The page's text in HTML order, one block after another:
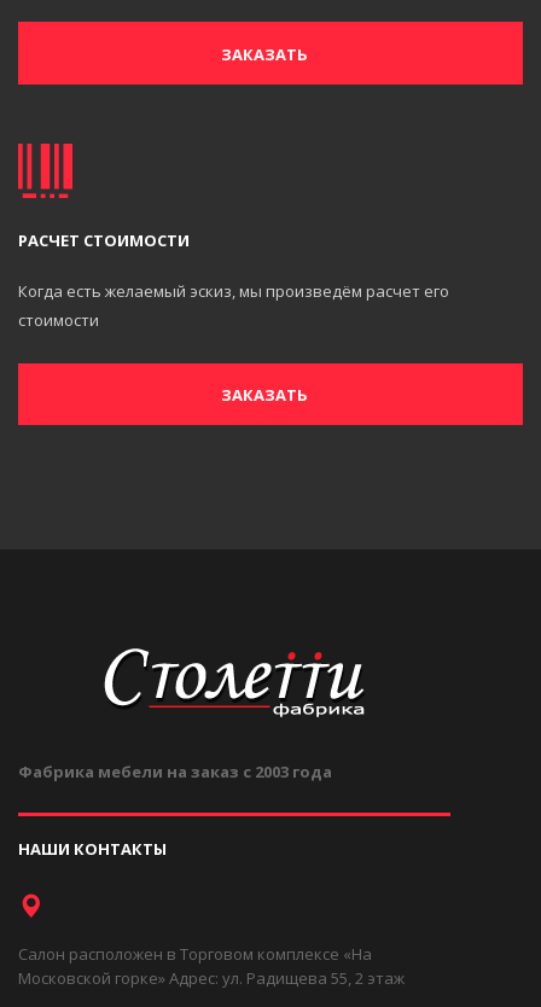
ЗАКАЗАТЬ
РАСЧЕТ СТОИМОСТИ
Когда есть желаемый эскиз, мы произведём расчет его
стоимости
ЗАКАЗАТЬ
Фабрика мебели на заказ с 2003 года
НАШИ КОНТАКТЫ
Салон расположен в Торговом комплексе «На
Московской горке» Адрес: ул. Радищева 55, 2 этаж